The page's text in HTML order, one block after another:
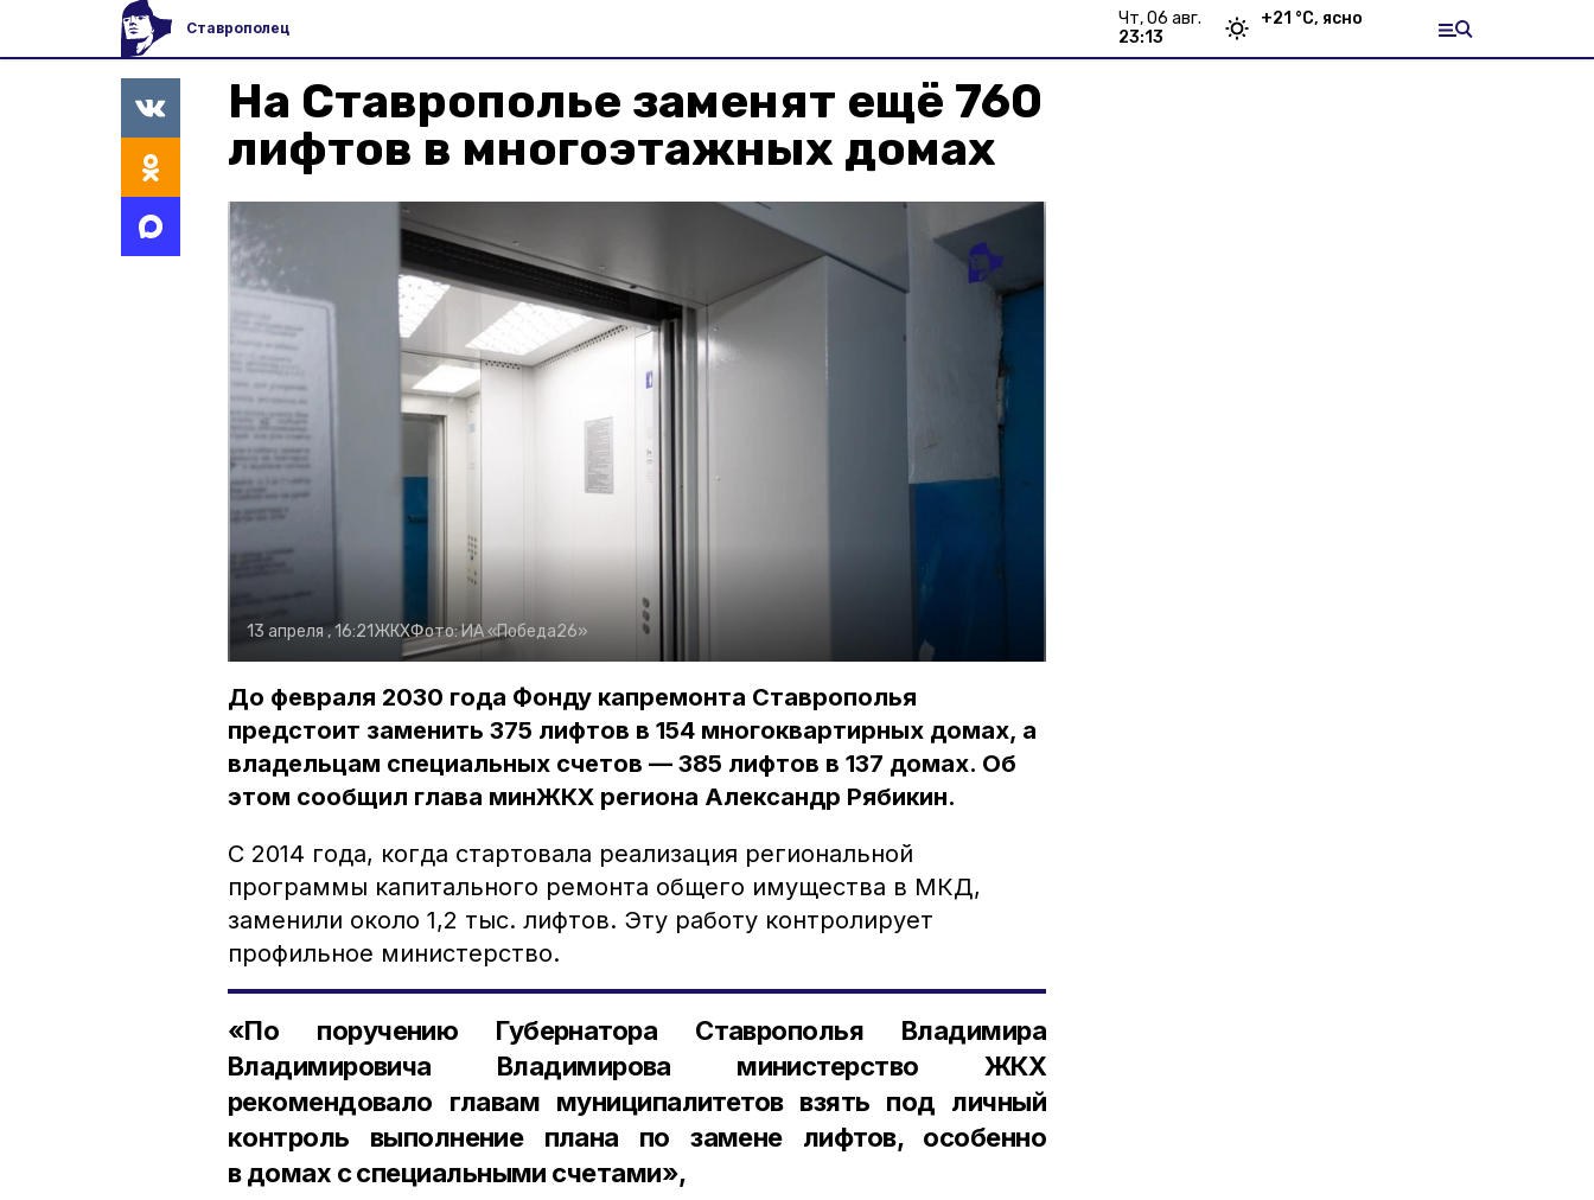
Ставрополец
чт, 06 авг.
23:13
+21 °С, ясно
На Ставрополье заменят ещё 760
лифтов в многоэтажных домах
13 апреля , 16:21ЖКХФото:ИА «Победа26»
До февраля 2030 года Фонду капремонта Ставрополья
предстоит заменить 375 лифтов в 154 многоквартирных домах, а
владельцам специальных счетов — 385 лифтов в 137 домах. Об
этом сообщил глава минЖКХ региона Александр Рябикин.
С 2014 года, когда стартовала реализация региональной
программы капитального ремонта общего имущества в МКД,
заменили около 1,2 тыс. лифтов. Эту работу контролирует
профильное министерство.
«По поручению Губернатора Ставрополья Владимира
Владимировича Владимирова министерство ЖКХ
рекомендовало главам муниципалитетов взять под личный
контроль выполнение плана по замене лифтов, особенно
в домах с специальными счетами»,